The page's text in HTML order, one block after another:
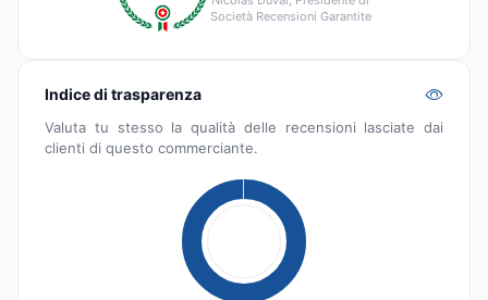
Società Recensioni Garantite
Indice di trasparenza
Valuta tu stesso la qualità delle recensioni lasciate dai
clienti di questo commerciante.